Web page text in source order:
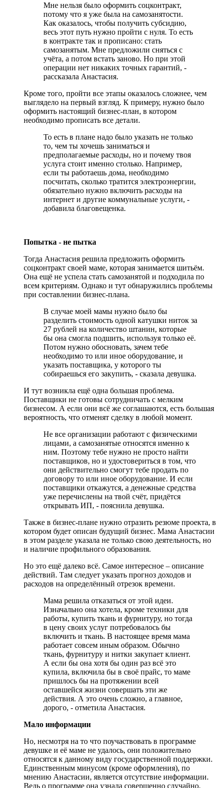
Мне нельзя было оформить соцконтракт,
потому что я уже была на самозанятости.
Как оказалось, чтобы получить субсидию,
весь этот путь нужно пройти с нуля. То есть
в контракте так и прописано: стать
самозанятым. Мне предложили сняться с
учёта, а потом встать заново. Но при этой
операции нет никаких точных гарантий, -
рассказала Анастасия.
Кроме того, пройти все этапы оказалось сложнее, чем
выглядело на первый взгляд. К примеру, нужно было
оформить настоящий бизнес-план, в котором
необходимо прописать все детали.
То есть в плане надо было указать не только
то, чем ты хочешь заниматься и
предполагаемые расходы, но и почему твоя
услуга стоит именно столько. Например,
если ты работаешь дома, необходимо
посчитать, сколько тратится электроэнергии,
обязательно нужно включить расходы на
интернет и другие коммунальные услуги, -
добавила благовещенка.
Попытка - не пытка
Тогда Анастасия решила предложить оформить
соцконтракт своей маме, которая занимается шитьём.
Она ещё не успела стать самозанятой и подходила по
всем критериям. Однако и тут обнаружились проблемы
при составлении бизнес-плана.
В случае моей мамы нужно было бы
разделить стоимость одной катушки ниток за
27 рублей на количество штанин, которые
бы она смогла подшить, используя только её.
Потом нужно обосновать, зачем тебе
необходимо то или иное оборудование, и
указать поставщика, у которого ты
собираешься его закупить, - сказала девушка.
И тут возникла ещё одна большая проблема.
Поставщики не готовы сотрудничать с мелким
бизнесом. А если они всё же соглашаются, есть большая
вероятность, что отменят сделку в любой момент.
Не все организации работают с физическими
лицами, а самозанятые относятся именно к
ним. Поэтому тебе нужно не просто найти
поставщиков, но и удостовериться в том, что
они действительно смогут тебе продать по
договору то или иное оборудование. И если
поставщики откажутся, а денежные средства
уже перечислены на твой счёт, придётся
открывать ИП, - пояснила девушка.
Также в бизнес-плане нужно отразить резюме проекта, в
котором будет описан будущий бизнес. Мама Анастасии
в этом разделе указала не только свою деятельность, но
и наличие профильного образования.
Но это ещё далеко всё. Самое интересное – описание
действий. Там следует указать прогноз доходов и
расходов на определённый отрезок времени.
Мама решила отказаться от этой идеи.
Изначально она хотела, кроме техники для
работы, купить ткань и фурнитуру, но тогда
в цену своих услуг потребовалось бы
включить и ткань. В настоящее время мама
работает совсем иным образом. Обычно
ткань, фурнитуру и нитки закупает клиент.
А если бы она хотя бы один раз всё это
купила, включила бы в своё прайс, то маме
пришлось бы на протяжении всей
оставшейся жизни совершать эти же
действия. А это очень сложно, а главное,
дорого, - отметила Анастасия.
Мало информации
Но, несмотря на то что поучаствовать в программе
девушке и её маме не удалось, они положительно
относятся к данному виду государственной поддержки.
Единственным минусом (кроме оформления), по
мнению Анастасии, является отсутствие информации.
Ведь о программе она узнала совершенно случайно.